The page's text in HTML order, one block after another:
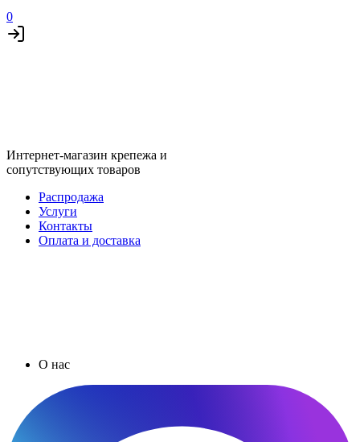
0
Интернет-магазин крепежа и
сопутствующих товаров
Распродажа
Услуги
Контакты
Оплата и доставка
О нас